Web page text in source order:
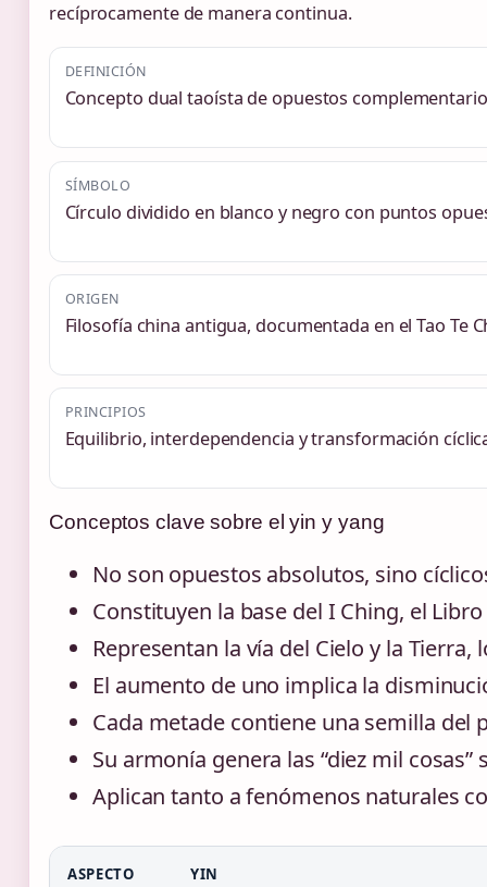
recíprocamente de manera continua.
DEFINICIÓN
Concepto dual taoísta de opuestos
SÍMBOLO
Círculo dividido en blanco y negro con puntos
ORIGEN
Filosofía china antigua, documentada en el Tao Te
PRINCIPIOS
Equilibrio, interdependencia y transformación
Conceptos clave sobre el yin y yang
No son opuestos absolutos, sino
Constituyen la base del I Ching, el
Representan la vía del Cielo y la
El aumento de uno implica la
Cada metade contiene una semilla
Su armonía genera las “diez mil
Aplican tanto a fenómenos naturales
ASPECTO YIN